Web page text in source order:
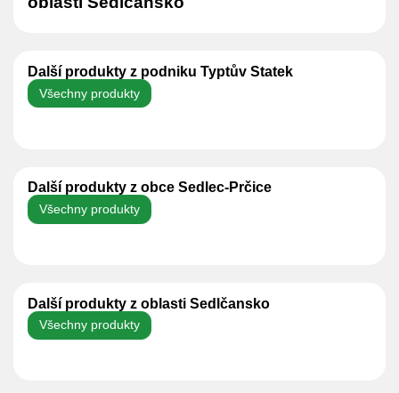
Další produkty z podniku Typtův Statek
Všechny produkty
Další produkty z obce Sedlec-Prčice
Všechny produkty
Další produkty z oblasti Sedlčansko
Všechny produkty